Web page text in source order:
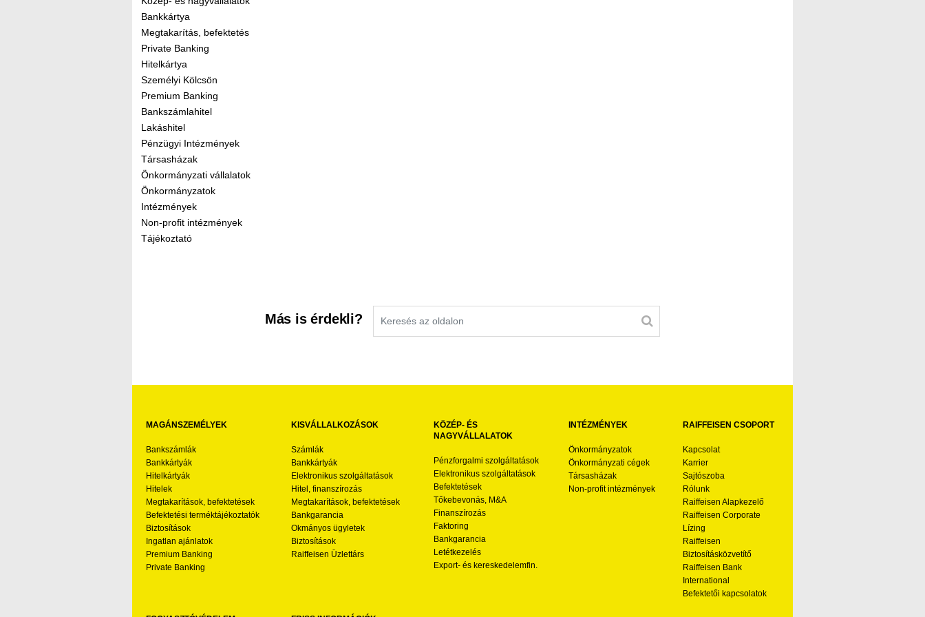
Bankkártya
Megtakarítás, befektetés
Private Banking
Hitelkártya
Személyi Kölcsön
Premium Banking
Bankszámlahitel
Lakáshitel
Pénzügyi Intézmények
Társasházak
Önkormányzati vállalatok
Önkormányzatok
Intézmények
Non-profit intézmények
Tájékoztató
Más is érdekli?
MAGÁNSZEMÉLYEK
Bankszámlák
Bankkártyák
Hitelkártyák
Hitelek
Megtakarítások, befektetések
Befektetési terméktájékoztatók
Biztosítások
Ingatlan ajánlatok
Premium Banking
Private Banking
KISVÁLLALKOZÁSOK
Számlák
Bankkártyák
Elektronikus szolgáltatások
Hitel, finanszírozás
Megtakarítások, befektetések
Bankgarancia
Okmányos ügyletek
Biztosítások
Raiffeisen Üzlettárs
KÖZÉP- ÉS
NAGYVÁLLALATOK
Pénzforgalmi szolgáltatások
Elektronikus szolgáltatások
Befektetések
Tőkebevonás, M&A
Finanszírozás
Faktoring
Bankgarancia
Letétkezelés
Export- és kereskedelemfin.
INTÉZMÉNYEK
Önkormányzatok
Önkormányzati cégek
Társasházak
Non-profit intézmények
RAIFFEISEN CSOPORT
Kapcsolat
Karrier
Sajtószoba
Rólunk
Raiffeisen Alapkezelő
Raiffeisen Corporate
Lízing
Raiffeisen
Biztosításközvetítő
Raiffeisen Bank
International
Befektetői kapcsolatok